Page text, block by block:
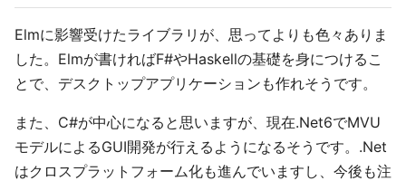
Elmに影響受けたライブラリが、思ってよりも色々ありま
した。Elmが書ければF#やHaskellの基礎を身につけるこ
とで、デスクトップアプリケーションも作れそうです。
また、C#が中心になると思いますが、現在.Net6でMVU
モデルによるGUI開発が行えるようになるそうです。.Net
はクロスプラットフォーム化も進んでいますし、今後も注